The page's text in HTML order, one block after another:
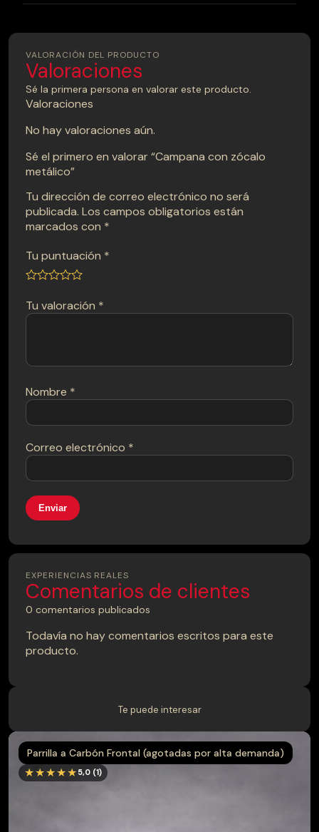
VALORACIÓN DEL PRODUCTO
Valoraciones
Sé la primera persona en valorar este producto.
Valoraciones
No hay valoraciones aún.
Sé el primero en valorar “Campana con zócalo
metálico”
Tu dirección de correo electrónico no será
publicada. Los campos obligatorios están
marcados con *
Tu puntuación *
Tu valoración *
Nombre *
Correo electrónico *
EXPERIENCIAS REALES
Comentarios de clientes
0 comentarios publicados
Todavía no hay comentarios escritos para este
producto.
Te puede interesar
Parrilla a Carbón Frontal (agotadas por alta demanda)
★★★★★ 5,0 (1)